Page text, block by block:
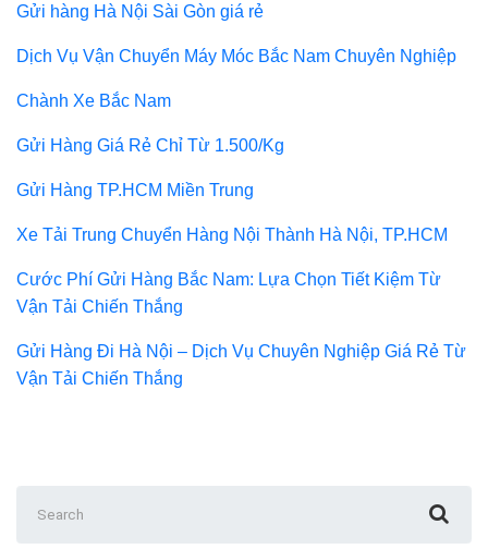
Gửi hàng Hà Nội Sài Gòn giá rẻ
Dịch Vụ Vận Chuyển Máy Móc Bắc Nam Chuyên Nghiệp
Chành Xe Bắc Nam
Gửi Hàng Giá Rẻ Chỉ Từ 1.500/Kg
Gửi Hàng TP.HCM Miền Trung
Xe Tải Trung Chuyển Hàng Nội Thành Hà Nội, TP.HCM
Cước Phí Gửi Hàng Bắc Nam: Lựa Chọn Tiết Kiệm Từ
Vận Tải Chiến Thắng
Gửi Hàng Đi Hà Nội – Dịch Vụ Chuyên Nghiệp Giá Rẻ Từ
Vận Tải Chiến Thắng
for: